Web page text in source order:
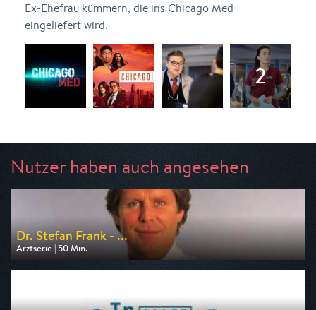
Ex-Ehefrau kümmern, die ins Chicago Med
eingeliefert wird.
Nutzer haben auch angesehen
Dr. Stefan Frank - ...
Arztserie | 50 Min.
Ausgestrahlt von RTLup
am 10.08.2026, 20:15